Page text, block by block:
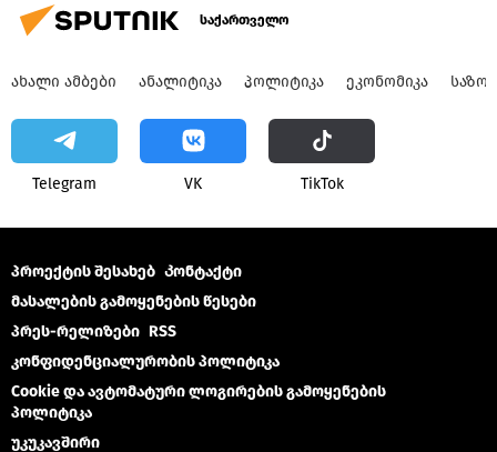
საქართველო
ᲐᲮᲐᲚᲘ ᲐᲛᲑᲔᲑᲘ ᲐᲜᲐᲚᲘᲢᲘᲙᲐ ᲞᲝᲚᲘᲢᲘᲙᲐ ᲔᲙᲝᲜᲝᲛᲘᲙᲐ
Telegram VK ТikТоk
პროექტის შესახებ Კონტაქტი
მასალების გამოყენების წესები
პრეს-რელიზები RSS
კონფიდენციალურობის პოლიტიკა
Cookie და ავტომატური ლოგირების გამოყენების
პოლიტიკა
უკუკავშირი